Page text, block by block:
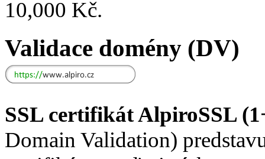
10,000 Kč.
Validace domény (DV)
SSL certifikát AlpiroSSL
Domain Validation)